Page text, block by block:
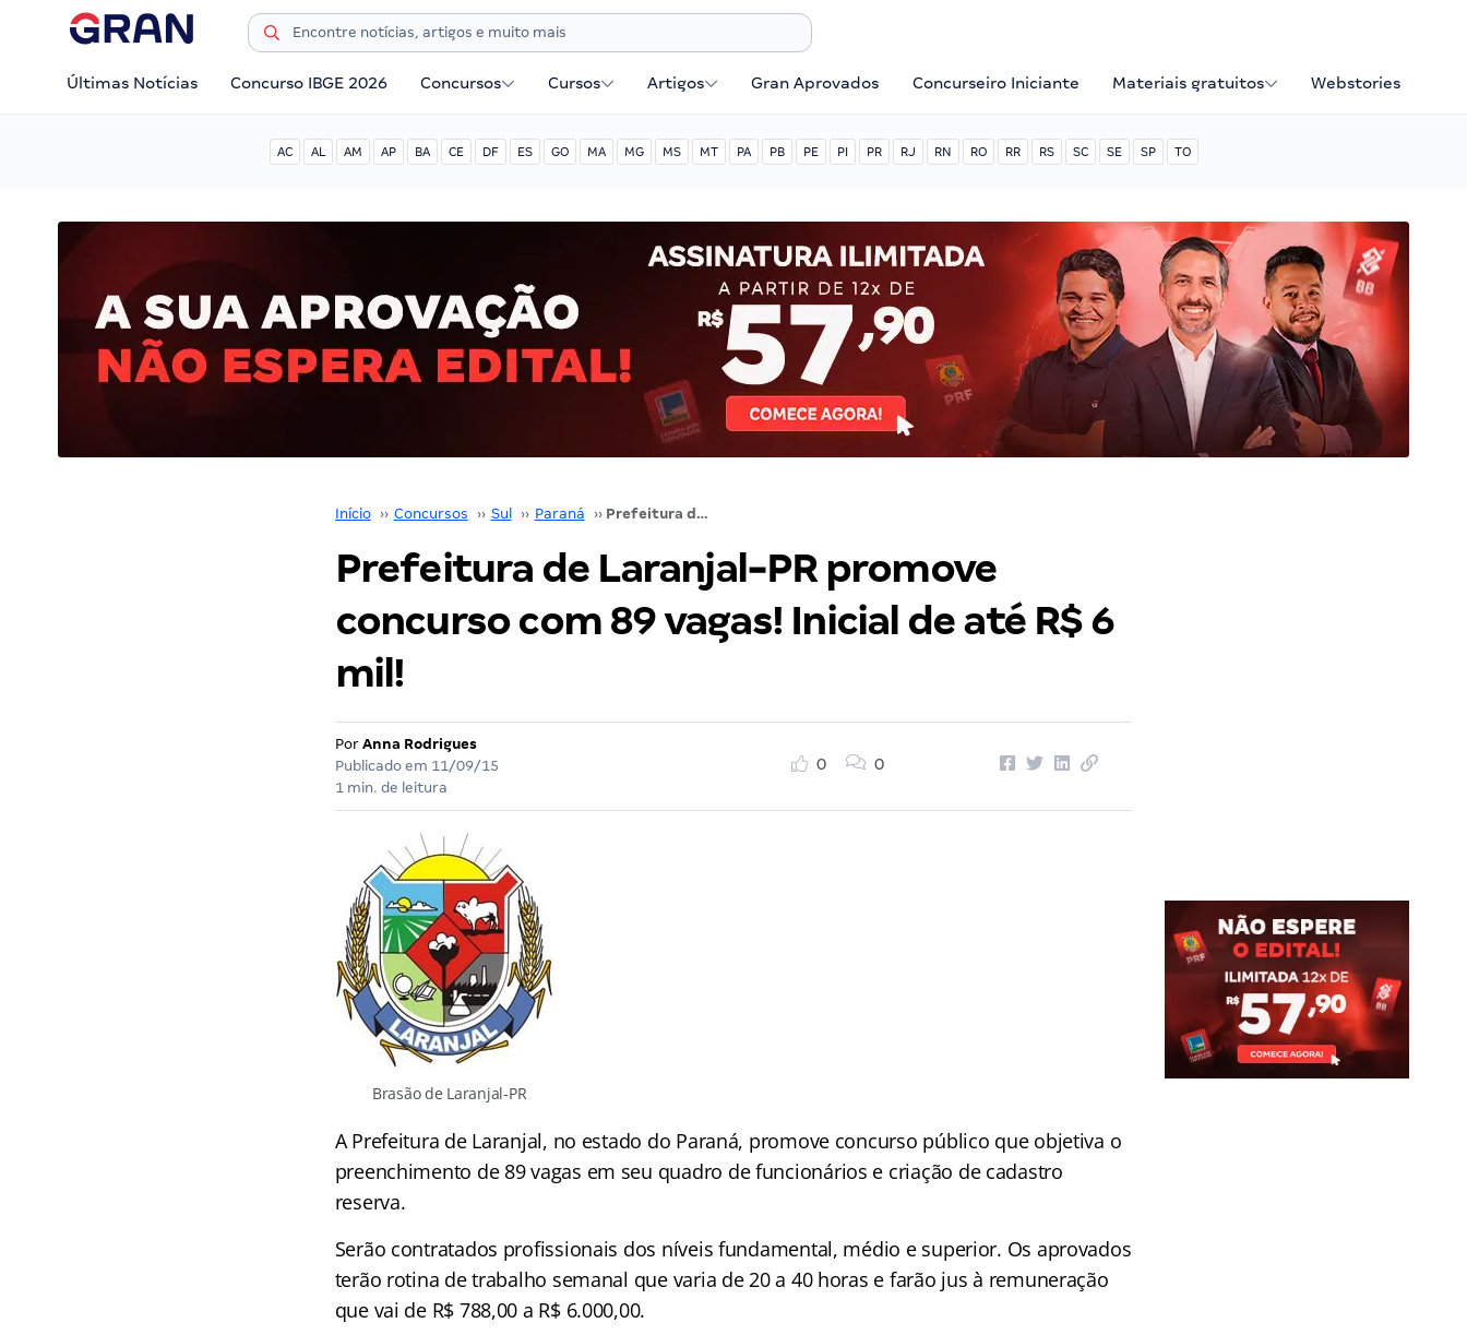
Últimas Notícias Concurso IBGE 2026 Concursos Cursos Artigos Gran Aprovados Concurseiro Iniciante Materiais gratuitos Webstories
AC AL AM AP BA CE DF ES GO MA MG MS MT PA PB PE PI PR RJ RN RO RR RS SC SE SP TO
Início ›› Concursos ›› Sul ›› Paraná ›› Prefeitura de Laranjal-PR promove concurso com 89 vagas! Inicial de até R$ 6 mil!
Prefeitura de Laranjal-PR promove
concurso com 89 vagas! Inicial de até R$ 6
mil!
Por Anna Rodrigues
Publicado em 11/09/15
1 min. de leitura
0 0
Brasão de Laranjal-PR
A Prefeitura de Laranjal, no estado do Paraná, promove concurso público que objetiva o
preenchimento de 89 vagas em seu quadro de funcionários e criação de cadastro
reserva.
Serão contratados profissionais dos níveis fundamental, médio e superior. Os aprovados
terão rotina de trabalho semanal que varia de 20 a 40 horas e farão jus à remuneração
que vai de R$ 788,00 a R$ 6.000,00.